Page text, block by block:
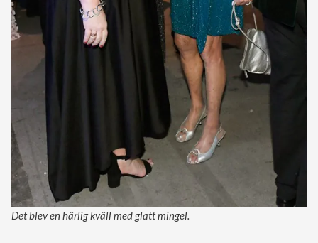
Det blev en härlig kväll med glatt mingel.